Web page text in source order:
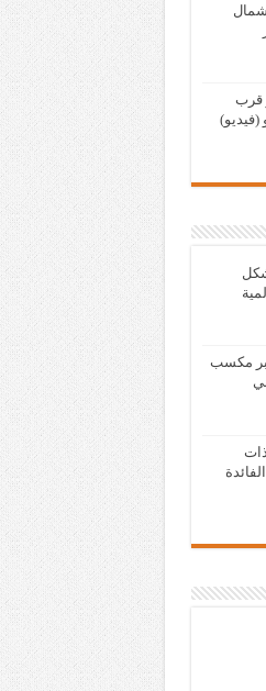
شمال
قرب
مكسب